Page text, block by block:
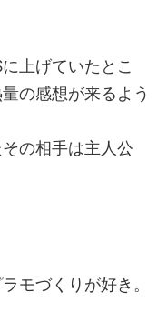
上げていたとこ
の感想が来るよう
の相手は主人公
モづくりが好き。